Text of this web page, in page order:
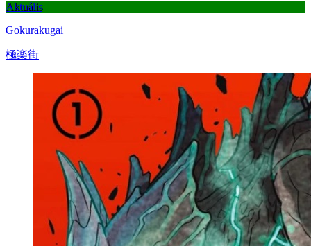
Aktuális
Gokurakugai
極楽街